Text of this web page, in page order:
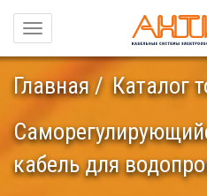
Навигация
Главная
Каталог
кабель для